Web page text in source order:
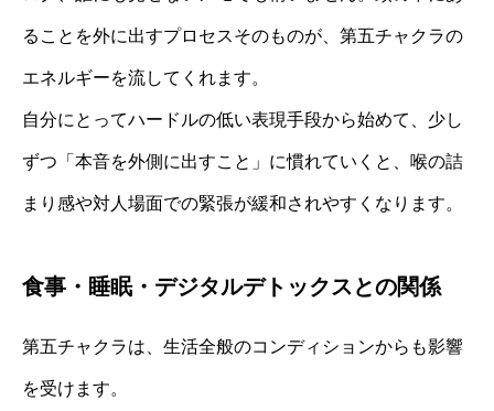
ることを外に出すプロセスそのものが、第五チャクラの
エネルギーを流してくれます。
自分にとってハードルの低い表現手段から始めて、少し
ずつ「本音を外側に出すこと」に慣れていくと、喉の詰
まり感や対人場面での緊張が緩和されやすくなります。
食事・睡眠・デジタルデトックスとの関係
第五チャクラは、生活全般のコンディションからも影響
を受けます。